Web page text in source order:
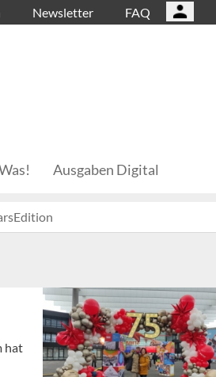
Newsletter FAQ
Ausgaben Digital
hat